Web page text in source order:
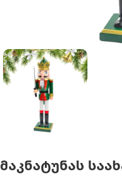
მაკნატუნას